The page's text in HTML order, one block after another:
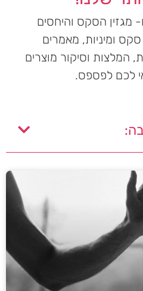
מגזין הסקס והיחסים
ומיניות, מאמרים
המלצות וסיקור מוצרים
לכם לפספס.